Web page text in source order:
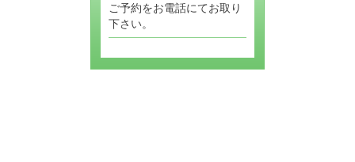
ご予約をお電話にてお取り
下さい。